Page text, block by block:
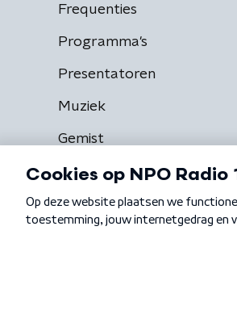
Frequenties
Programma's
Presentatoren
Muziek
Gemist
Algemene voorwaarden